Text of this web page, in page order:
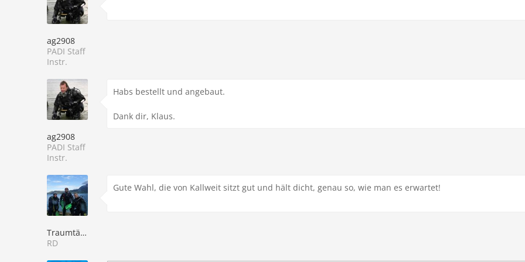
ag2908
PADI Staff
Instr.
ag2908
PADI Staff
Instr.
Habs bestellt und angebaut.
Dank dir, Klaus.
Traumtänzer
RD
Gute Wahl, die von Kallweit sitzt gut und hält dicht, genau so, wie man es erwartet!